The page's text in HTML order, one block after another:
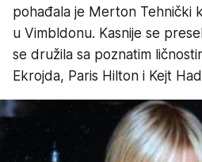
pohađala je Merton Tehnički
u Vimbldonu. Kasnije se
se družila sa poznatim
Ekrojda, Paris Hilton i Kejt